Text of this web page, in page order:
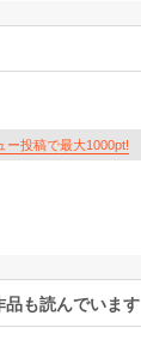
ー投稿で最大1000pt!
品も読んでいます